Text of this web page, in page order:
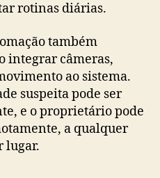
rotinas diárias.
também
integrar câmeras,
ao sistema.
suspeita pode ser
e o proprietário pode
a qualquer
lugar.